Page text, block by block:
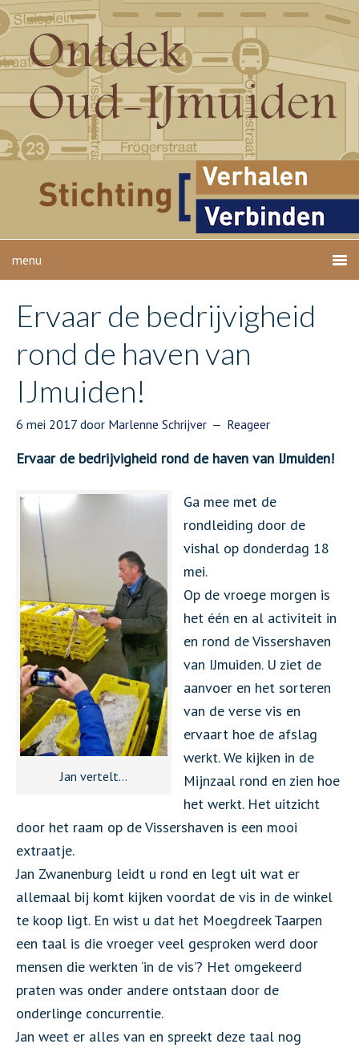
Ervaar de bedrijvigheid
rond de haven van
IJmuiden!
6 mei 2017 door Marlenne Schrijver Reageer
Ervaar de bedrijvigheid rond de haven van IJmuiden!
Jan vertelt…
Ga mee met de
rondleiding door de
vishal op donderdag 18
mei.
Op de vroege morgen is
het één en al activiteit in
en rond de Vissershaven
van IJmuiden. U ziet de
aanvoer en het sorteren
van de verse vis en
ervaart hoe de afslag
werkt. We kijken in de
Mijnzaal rond en zien hoe
het werkt. Het uitzicht
door het raam op de Vissershaven is een mooi
extraatje.
Jan Zwanenburg leidt u rond en legt uit wat er
allemaal bij komt kijken voordat de vis in de winkel
te koop ligt. En wist u dat het Moegdreek Taarpen
een taal is die vroeger veel gesproken werd door
mensen die werkten ‘in de vis’? Het omgekeerd
praten was onder andere ontstaan door de
onderlinge concurrentie.
Jan weet er alles van en spreekt deze taal nog